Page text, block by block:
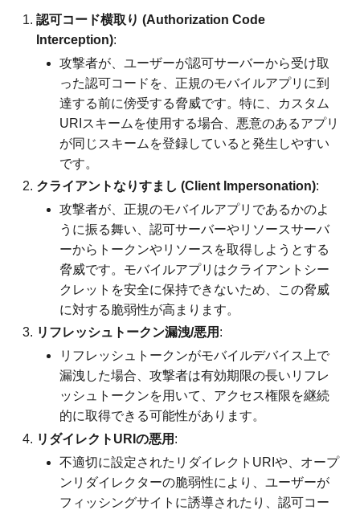
認可コード横取り (Authorization Code
Interception):
攻撃者が、ユーザーが認可サーバーから受け取
った認可コードを、正規のモバイルアプリに到
達する前に傍受する脅威です。特に、カスタム
URIスキームを使用する場合、悪意のあるアプリ
が同じスキームを登録していると発生しやすい
です。
クライアントなりすまし (Client Impersonation):
攻撃者が、正規のモバイルアプリであるかのよ
うに振る舞い、認可サーバーやリソースサーバ
ーからトークンやリソースを取得しようとする
脅威です。モバイルアプリはクライアントシー
クレットを安全に保持できないため、この脅威
に対する脆弱性が高まります。
リフレッシュトークン漏洩/悪用 :
リフレッシュトークンがモバイルデバイス上で
漏洩した場合、攻撃者は有効期限の長いリフレ
ッシュトークンを用いて、アクセス権限を継続
的に取得できる可能性があります。
リダイレクトURIの悪用 :
不適切に設定されたリダイレクトURIや、オープ
ンリダイレクターの脆弱性により、ユーザーが
フィッシングサイトに誘導されたり、認可コー